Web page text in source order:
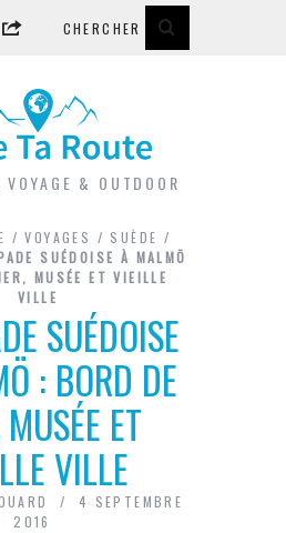
& OUTDOOR
/VOYAGES / SUÈDE /
SUÉDOISE À MALMÖ
MUSÉE ET VIEILLE
VILLE
SUÉDOISE
: BORD DE
ET
VILLE
4 SEPTEMBRE
2016